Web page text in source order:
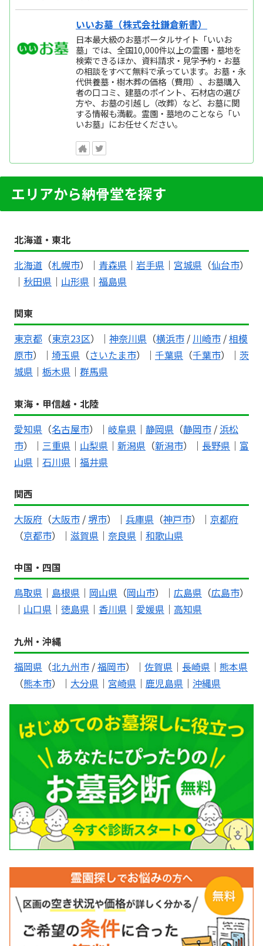
いいお墓（株式会社鎌倉新書）
日本最大級のお墓ポータルサイト「いいお
墓」では、全国10,000件以上の霊園・墓地を
検索できるほか、資料請求・見学予約・お墓
の相談をすべて無料で承っています。お墓・永
代供養墓・樹木葬の価格（費用）、お墓購入
者の口コミ、建墓のポイント、石材店の選び
方や、お墓の引越し（改葬）など、お墓に関
する情報も満載。霊園・墓地のことなら「い
いお墓」にお任せください。
エリアから納骨堂を探す
北海道・東北
北海道 （札幌市）｜ 青森県 ｜ 岩手県 ｜ 宮城県 （仙台市）
｜ 秋田県 ｜ 山形県 ｜ 福島県
関東
東京都 （東京23区）｜ 神奈川県 （横浜市 / 川崎市 /相模
原市）｜ 埼玉県 （さいたま市）｜ 千葉県 （千葉市）｜ 茨
城県 ｜ 栃木県 ｜ 群馬県
東海・甲信越・北陸
愛知県 （名古屋市）｜ 岐阜県 ｜ 静岡県 （静岡市 / 浜松
市）｜ 三重県 ｜ 山梨県 ｜ 新潟県 （新潟市）｜ 長野県 ｜ 富
山県 ｜ 石川県 ｜ 福井県
関西
大阪府 （大阪市 / 堺市）｜ 兵庫県 （神戸市）｜ 京都府
（京都市）｜ 滋賀県 ｜ 奈良県 ｜ 和歌山県
中国・四国
鳥取県 ｜ 島根県 ｜ 岡山県 （岡山市）｜ 広島県 （広島市）
｜ 山口県 ｜ 徳島県 ｜ 香川県 ｜ 愛媛県 ｜ 高知県
九州・沖縄
福岡県 （北九州市 /福岡市）｜ 佐賀県 ｜ 長崎県 ｜ 熊本県
（熊本市）｜ 大分県 ｜ 宮崎県 ｜ 鹿児島県 ｜ 沖縄県